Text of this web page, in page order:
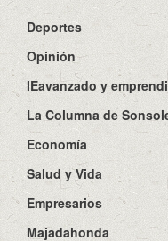
Deportes
Opinión
IEavanzado y
La Columna de
Economía
Salud y Vida
Empresarios
Majadahonda